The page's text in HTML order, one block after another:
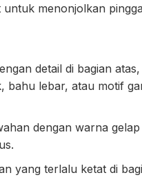
untuk menonjolkan
detail di bagian
bahu lebar, atau motif
dengan warna gelap
yang terlalu ketat di